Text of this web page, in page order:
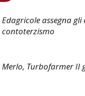
Edagricole assegna gli
contoterzismo
Merlo, Turbofarmer II